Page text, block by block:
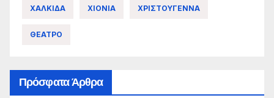
ΧΑΛΚΙΔΑ ΧΙΟΝΙΑ ΧΡΙΣΤΟΥΓΕΝΝΑ
ΘΕΑΤΡΟ
Πρόσφατα Άρθρα